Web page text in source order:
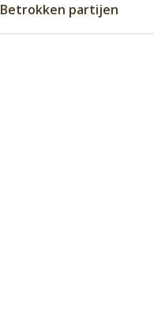
Betrokken partijen